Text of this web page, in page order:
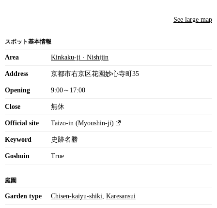
See large map
スポット基本情報
Area Kinkaku-ji · Nishijin
Address 京都市右京区花園妙心寺町35
Opening 9:00～17:00
Close 無休
Official site Taizo-in (Myoushin-ji)
Keyword 史跡名勝
Goshuin True
庭園
Garden type Chisen-kaiyu-shiki, Karesansui